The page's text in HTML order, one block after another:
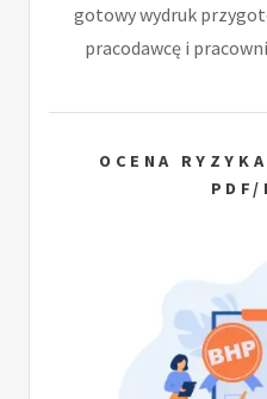
gotowy wydruk
pracodawcę i
OCENA
PDF/